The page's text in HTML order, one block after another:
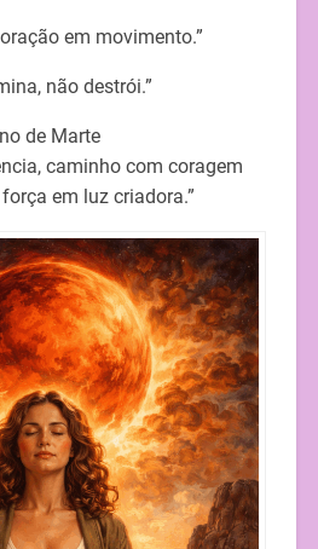
em movimento.”
não destrói.”
de Marte
caminho com coragem
em luz criadora.”